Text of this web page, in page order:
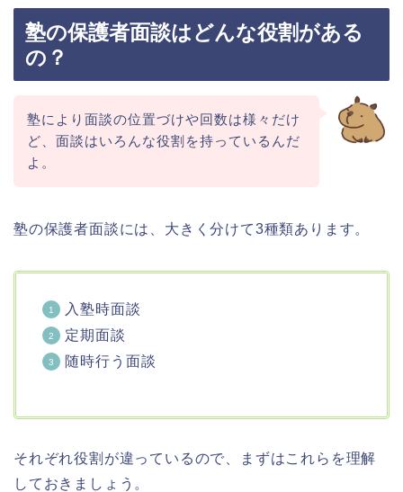
塾の保護者面談はどんな役割がある
の？
塾により面談の位置づけや回数は様々だけ
ど、面談はいろんな役割を持っているんだ
よ。
塾の保護者面談には、大きく分けて3種類あります。
入塾時面談
定期面談
随時行う面談
それぞれ役割が違っているので、まずはこれらを理解
しておきましょう。